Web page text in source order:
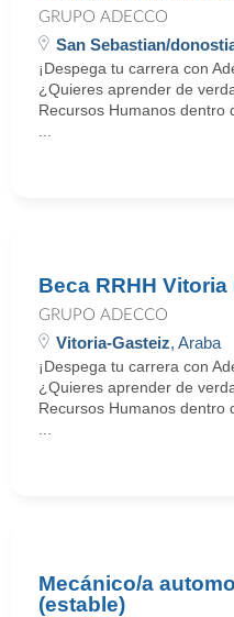
GRUPO ADECCO
San Sebastian/
¡Despega tu carrera con
¿Quieres aprender de
Recursos Humanos dentro
Beca RRHH Vitoria
GRUPO ADECCO
Vitoria-Gasteiz, Araba
¡Despega tu carrera con
¿Quieres aprender de
Recursos Humanos dentro
Mecánico/a
(estable)